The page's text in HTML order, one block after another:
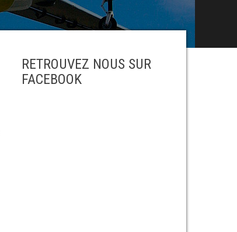
RETROUVEZ NOUS SUR
FACEBOOK